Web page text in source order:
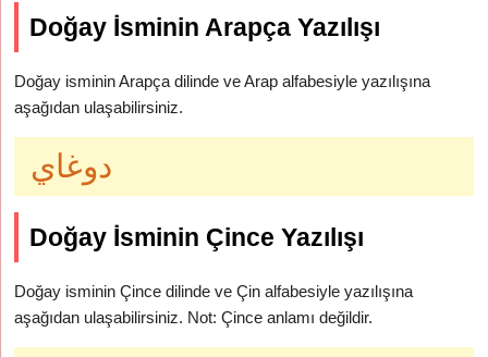
Doğay İsminin Arapça Yazılışı
Doğay isminin Arapça dilinde ve Arap alfabesiyle yazılışına
aşağıdan ulaşabilirsiniz.
دوغاي
Doğay İsminin Çince Yazılışı
Doğay isminin Çince dilinde ve Çin alfabesiyle yazılışına
aşağıdan ulaşabilirsiniz. Not: Çince anlamı değildir.